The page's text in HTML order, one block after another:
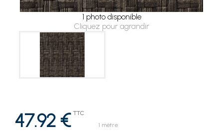
1 photo disponible
Cliquez pour agrandir
47.92 € TTC
1 mètre